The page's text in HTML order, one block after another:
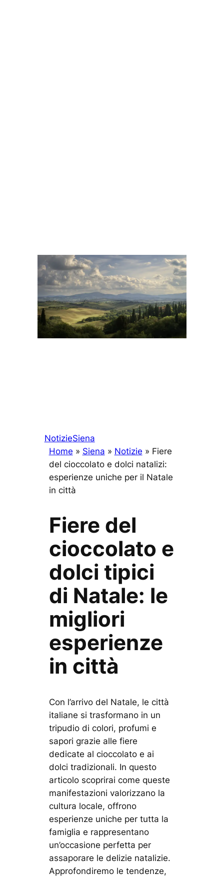
NotizieSiena
Home » Siena » Notizie » Fiere
del cioccolato e dolci natalizi:
esperienze uniche per il Natale
in città
Fiere del
cioccolato e
dolci tipici
di Natale: le
migliori
esperienze
in città
Con l’arrivo del Natale, le città
italiane si trasformano in un
tripudio di colori, profumi e
sapori grazie alle fiere
dedicate al cioccolato e ai
dolci tradizionali. In questo
articolo scoprirai come queste
manifestazioni valorizzano la
cultura locale, offrono
esperienze uniche per tutta la
famiglia e rappresentano
un’occasione perfetta per
assaporare le delizie natalizie.
Approfondiremo le tendenze,